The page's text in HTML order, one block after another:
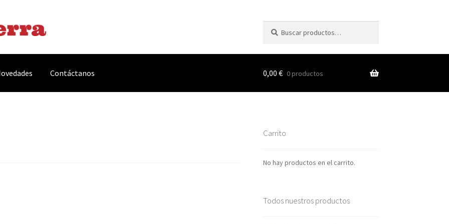
por:
Contáctanos 0,00 € 0 productos
Carrito
No hay productos en el carrito.
Todos nuestros productos